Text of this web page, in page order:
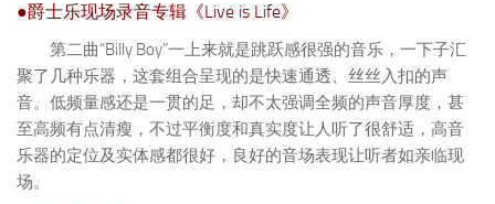
●爵士乐现场录音专辑《Live is Life》
第二曲“Billy Boy”一上来就是跳跃感很强的音乐，一下子汇
聚了几种乐器，这套组合呈现的是快速通透、丝丝入扣的声
音。低频量感还是一贯的足，却不太强调全频的声音厚度，甚
至高频有点清瘦，不过平衡度和真实度让人听了很舒适，高音
乐器的定位及实体感都很好，良好的音场表现让听者如亲临现
场。